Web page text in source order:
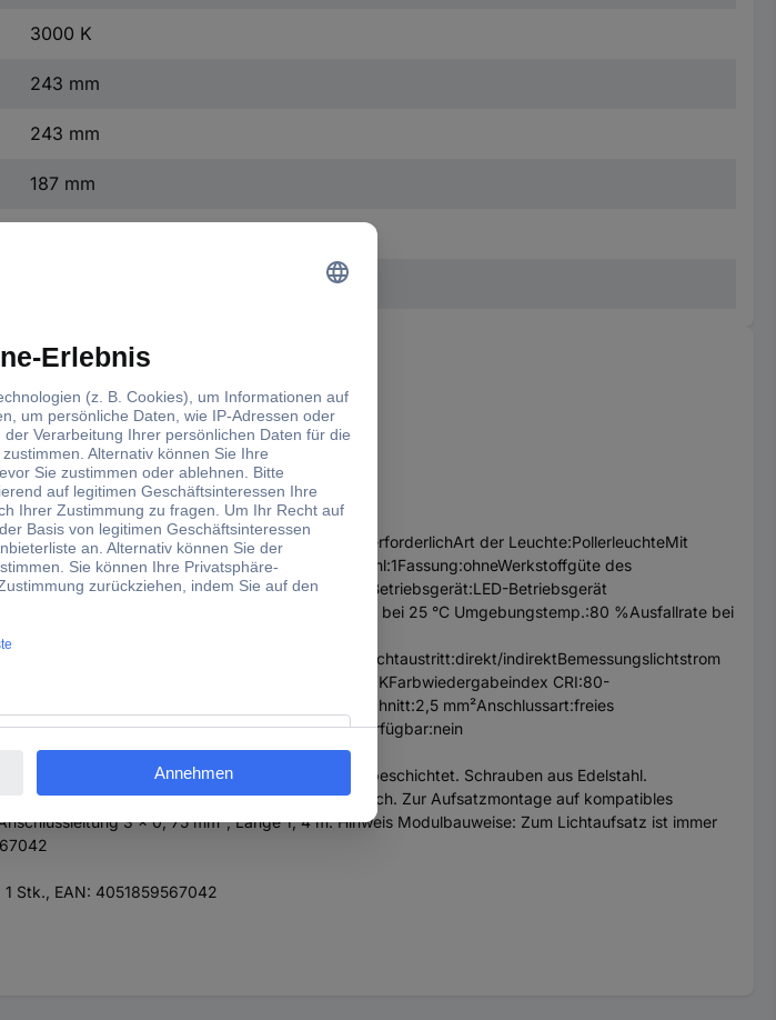
3000 K
243 mm
243 mm
187 mm
Lichtquelle nach EU-Richtlinie 2019/2015:nicht erforderlichArt der Leuchte:PollerleuchteMit
Leuchtmittel:jaGeeignet für Leuchtmittelanzahl:1Fassung:ohneWerkstoffgüte des
VNennstrom:83..91 mABetriebsgerät:LED-Betriebsgerät
bei mittl. Nutzungsdauer 50.000 h bei 25 °C Umgebungstemp.:80 %Ausfallrate bei
(IP):IP65Schutzart
WLichtverteilung:symmetrischLichtaustritt:direkt/indirektBemessungslichtstrom
>80°Lichtfarbe:weißFarbtemperatur:3000 KFarbwiedergabeindex CRI:80-
DurchgangsverdrahtungPolzahl:3Leiterquerschnitt:2,5 mm²Anschlussart:freies
mit Amazon Alexa:neinIFTTT-Unterstützung verfügbar:nein
Druckguss, seewasserbeständig pulverbeschichtet. Schrauben aus Edelstahl.
LED-Modul. Lichtverteilung symmetrisch. Zur Aufsatzmontage auf kompatibles
3 x 0, 75 mm², Länge 1, 4 m. Hinweis Modulbauweise: Zum Lichtaufsatz ist immer
Stk., EAN: 4051859567042